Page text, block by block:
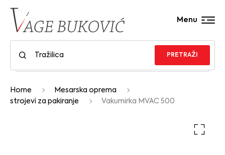
PRETRAŽI
Menu
Home
Mesarska oprema
strojevi za pakiranje
Vakumirka MVAC 500